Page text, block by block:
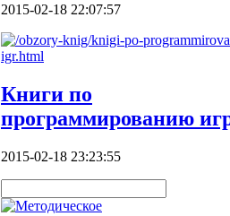
2015-02-18 22:07:57
Книги по
программированию
2015-02-18 23:23:55